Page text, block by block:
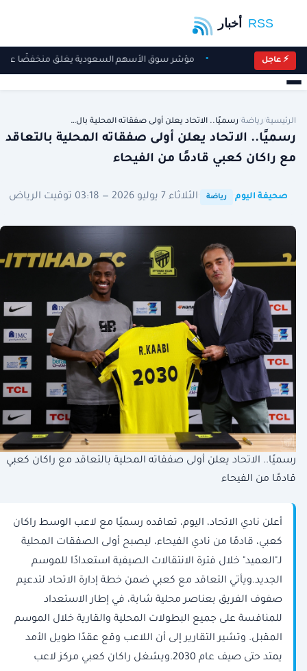
⚡ عاجل مؤشر سوق الأسهم السعودية يغلق منخفضًا عند 10,811
الرئيسية رياضة رسميًا.. الاتحاد يعلن أولى صفقاته المحلية بال…
رسميًا.. الاتحاد يعلن أولى صفقاته المحلية بالتعاقد
مع راكان كعبي قادمًا من الفيحاء
صحيفة اليوم رياضة الثلاثاء 7 يوليو 2026 — 03:18 توقيت الرياض
رسميًا.. الاتحاد يعلن أولى صفقاته المحلية بالتعاقد مع راكان كعبي
قادمًا من الفيحاء
أعلن نادي الاتحاد، اليوم، تعاقده رسميًا مع لاعب الوسط راكان
كعبي، قادمًا من نادي الفيحاء، ليصبح أولى الصفقات المحلية
لـ"العميد" خلال فترة الانتقالات الصيفية استعدادًا للموسم
الجديد.ويأتي التعاقد مع كعبي ضمن خطة إدارة الاتحاد لتدعيم
صفوف الفريق بعناصر محلية شابة، في إطار الاستعداد
للمنافسة على جميع البطولات المحلية والقارية خلال الموسم
المقبل. وتشير التقارير إلى أن اللاعب وقع عقدًا طويل الأمد
يمتد حتى صيف عام 2030.ويشغل راكان كعبي مركز لاعب